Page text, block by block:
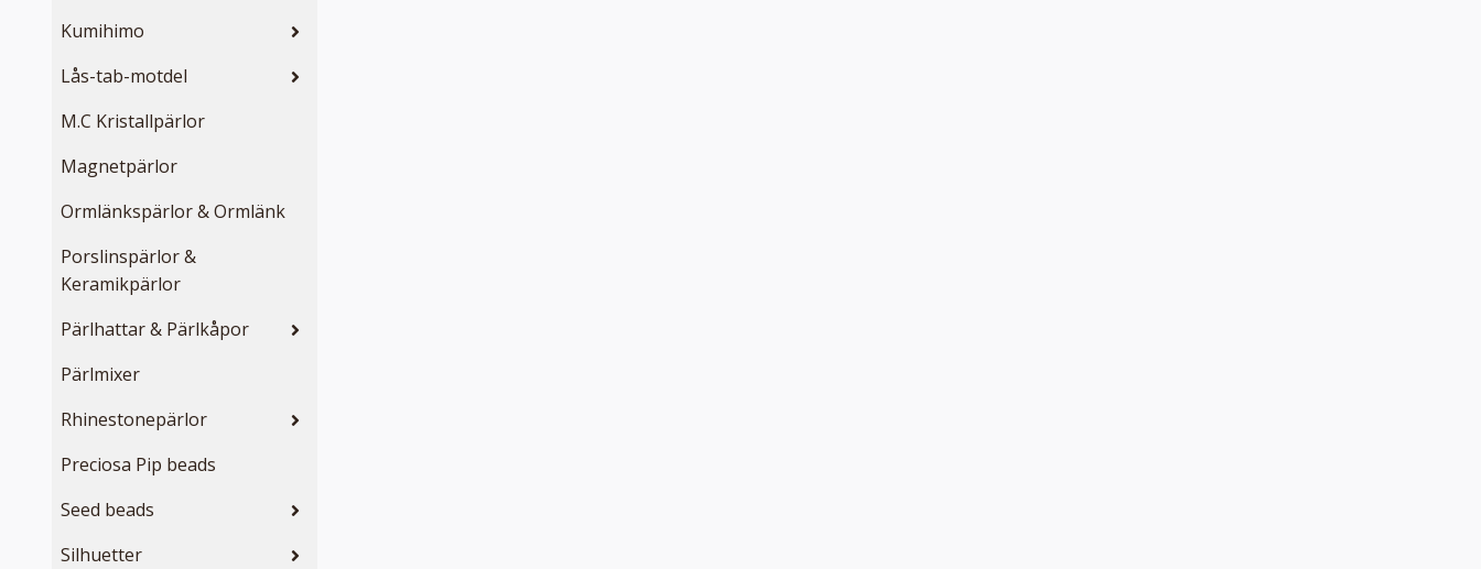
Kumihimo
Lås-tab-motdel
M.C Kristallpärlor
Magnetpärlor
Ormlänkspärlor & Ormlänk
Porslinspärlor &
Keramikpärlor
Pärlhattar & Pärlkåpor
Pärlmixer
Rhinestonepärlor
Preciosa Pip beads
Seed beads
Silhuetter